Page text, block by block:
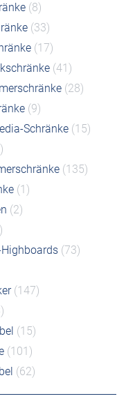
(8)
(33)
(17)
(41)
(28)
(9)
Schränke (15)
(135)
(1)
(2)
(73)
(147)
(15)
(101)
(62)